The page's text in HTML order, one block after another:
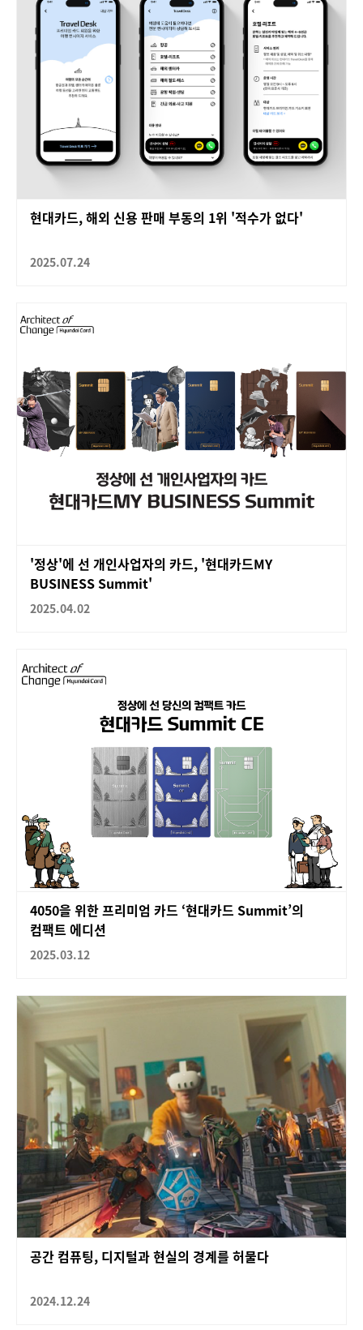
현대카드, 해외 신용 판매 부동의 1위 '적수가 없다'
2025.07.24
'정상'에 선 개인사업자의 카드, '현대카드MY
BUSINESS Summit'
2025.04.02
4050을 위한 프리미엄 카드 ‘현대카드 Summit’의
컴팩트 에디션
2025.03.12
공간 컴퓨팅, 디지털과 현실의 경계를 허물다
2024.12.24